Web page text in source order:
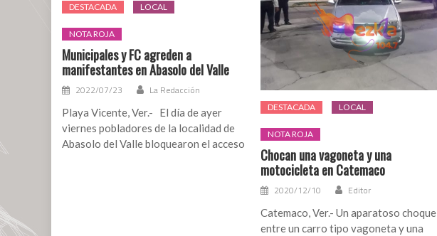
DESTACADA LOCAL
NOTA ROJA
Municipales y FC agreden a
manifestantes en Abasolo del Valle
2022/07/23 La Redacción
Playa Vicente, Ver.- El día de ayer
viernes pobladores de la localidad de
Abasolo del Valle bloquearon el acceso
DESTACADA LOCAL
NOTA ROJA
Chocan una vagoneta y una
motocicleta en Catemaco
2020/12/10 Editor
Catemaco, Ver.- Un aparatoso choque
entre un carro tipo vagoneta y una